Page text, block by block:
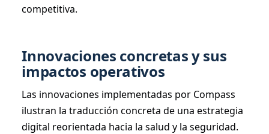
competitiva.
Innovaciones concretas y sus
impactos operativos
Las innovaciones implementadas por Compass
ilustran la traducción concreta de una estrategia
digital reorientada hacia la salud y la seguridad.